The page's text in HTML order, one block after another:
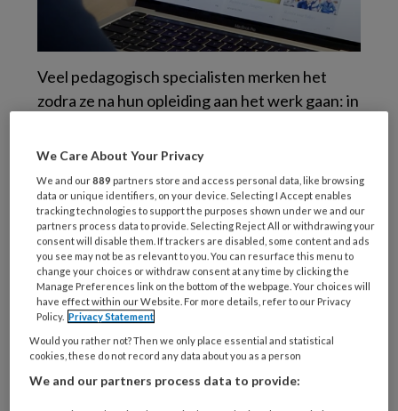
Veel pedagogisch specialisten merken het
zodra ze na hun opleiding aan het werk gaan: in
Danielle Schepers studeerde als
onderwijskundige en werkt nu als strategisch
manager bij WerkendLeren. Ze helpt
organisaties binnen de kinderopvang om hun
medewerkers verder te ontwikkelen.
WerkendLeren heeft een strategische aanpak
die organisaties helpt om leren en ontwikkelen
effectief in te zetten. Danielle merkt op: veel
organisaties willen opleiden en trainen
inzetten en vinden het ook belangrijk. Maar ze
We Care About Your Privacy
We and our889 partners store and access personal data, like browsing
data or unique identifiers, on your device. Selecting I Accept enables
tracking technologies to support the purposes shown under we and our
partners process data to provide. Selecting Reject All or withdrawing your
consent will disable them. If trackers are disabled, some content and ads
you see may not be as relevant to you. You can resurface this menu to
change your choices or withdraw consent at any time by clicking the
Manage Preferences link on the bottom of the webpage. Your choices will
have effect within our Website. For more details, refer to our Privacy
Policy. Privacy Statement
Would you rather not? Then we only place essential and statistical
cookies, these do not record any data about you as a person
We and our partners process data to provide: